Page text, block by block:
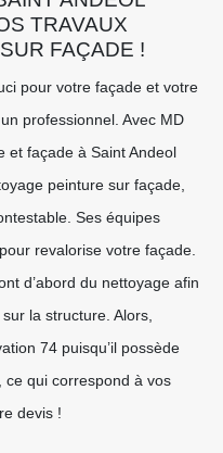
TRAVAUX
FAÇADE !
pour votre façade et votre
professionnel. Avec MD
et façade à Saint Andeol
peinture sur façade,
Ses équipes
revalorise votre façade.
d’abord du nettoyage afin
la structure. Alors,
74 puisqu’il possède
ce qui correspond à vos
devis !